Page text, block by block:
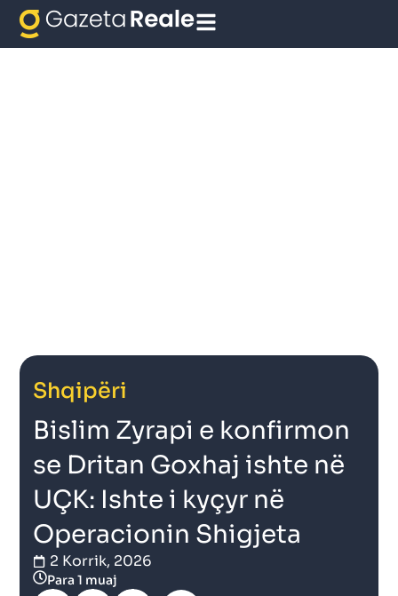
Shqipëri
Bislim Zyrapi e konfirmon
se Dritan Goxhaj ishte në
UÇK: Ishte i kyçyr në
Operacionin Shigjeta
2 Korrik, 2026
Para 1 muaj